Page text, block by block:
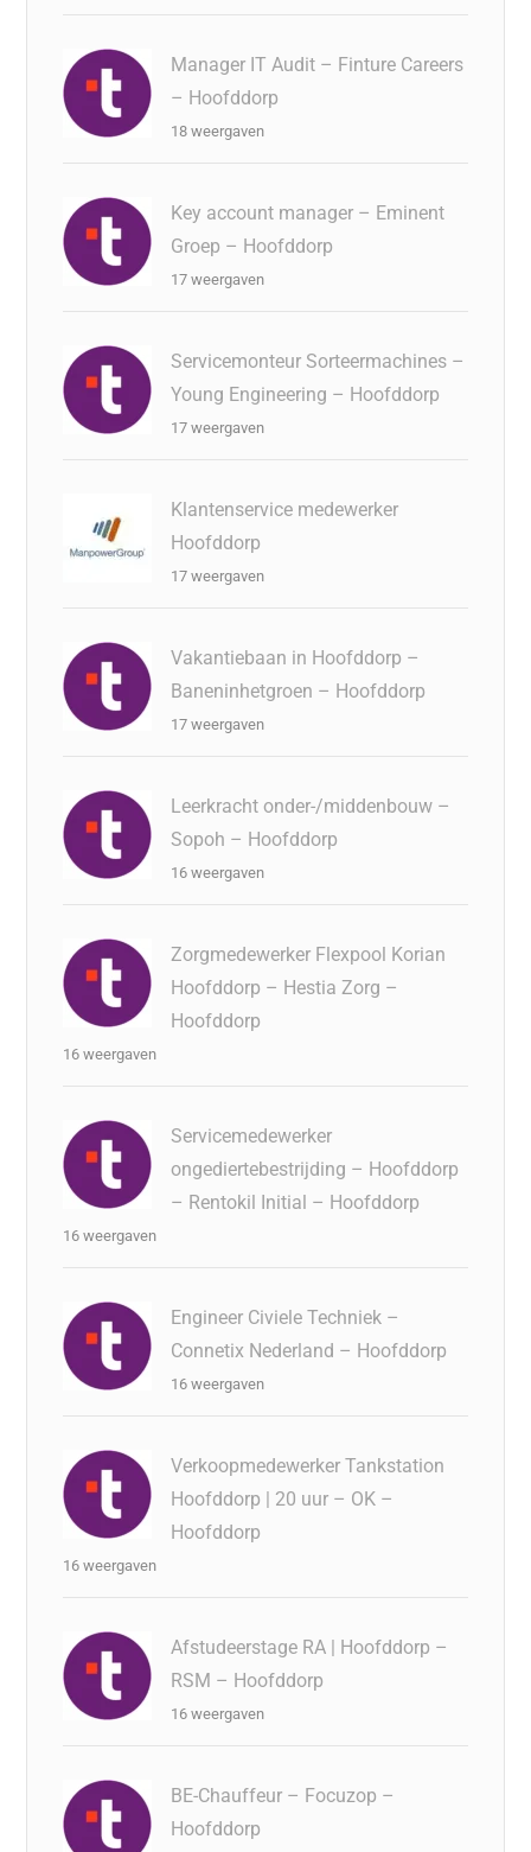
Manager IT Audit – Finture Careers
– Hoofddorp
18 weergaven
Key account manager – Eminent
Groep – Hoofddorp
17 weergaven
Servicemonteur Sorteermachines –
Young Engineering – Hoofddorp
17 weergaven
Klantenservice medewerker
Hoofddorp
17 weergaven
Vakantiebaan in Hoofddorp –
Baneninhetgroen – Hoofddorp
17 weergaven
Leerkracht onder-/middenbouw –
Sopoh – Hoofddorp
16 weergaven
Zorgmedewerker Flexpool Korian
Hoofddorp – Hestia Zorg –
Hoofddorp
16 weergaven
Servicemedewerker
ongediertebestrijding – Hoofddorp
– Rentokil Initial – Hoofddorp
16 weergaven
Engineer Civiele Techniek –
Connetix Nederland – Hoofddorp
16 weergaven
Verkoopmedewerker Tankstation
Hoofddorp | 20 uur – OK –
Hoofddorp
16 weergaven
Afstudeerstage RA | Hoofddorp –
RSM – Hoofddorp
16 weergaven
BE-Chauffeur – Focuzop –
Hoofddorp